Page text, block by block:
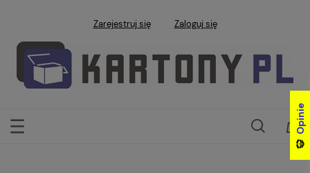
Zarejestruj się Zaloguj się
Opinie
Opinie